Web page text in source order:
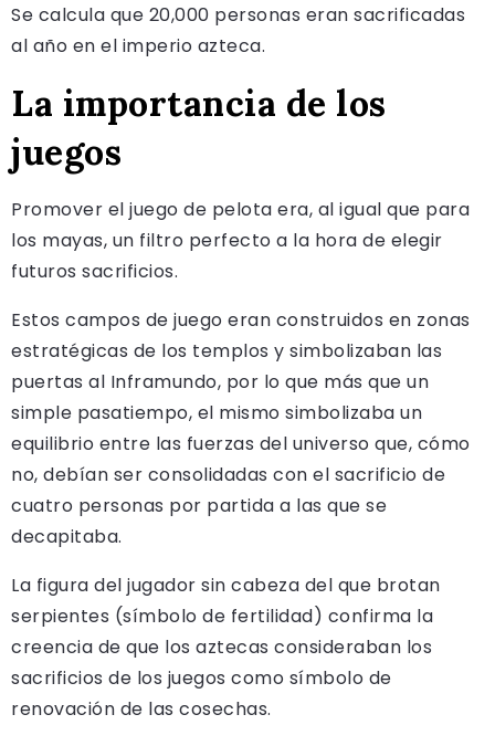
Se calcula que 20,000 personas eran sacrificadas
al año en el imperio azteca.
La importancia de los
juegos
Promover el juego de pelota era, al igual que para
los mayas, un filtro perfecto a la hora de elegir
futuros sacrificios.
Estos campos de juego eran construidos en zonas
estratégicas de los templos y simbolizaban las
puertas al Inframundo, por lo que más que un
simple pasatiempo, el mismo simbolizaba un
equilibrio entre las fuerzas del universo que, cómo
no, debían ser consolidadas con el sacrificio de
cuatro personas por partida a las que se
decapitaba.
La figura del jugador sin cabeza del que brotan
serpientes (símbolo de fertilidad) confirma la
creencia de que los aztecas consideraban los
sacrificios de los juegos como símbolo de
renovación de las cosechas.